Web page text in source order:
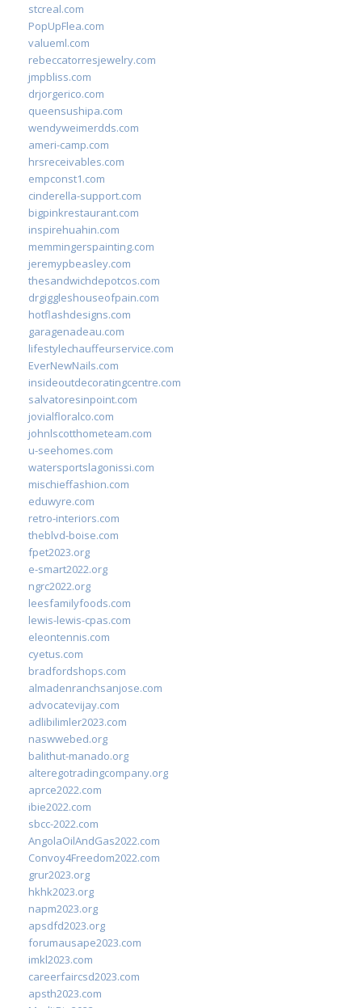
stcreal.com
PopUpFlea.com
valueml.com
rebeccatorresjewelry.com
jmpbliss.com
drjorgerico.com
queensushipa.com
wendyweimerdds.com
ameri-camp.com
hrsreceivables.com
empconst1.com
cinderella-support.com
bigpinkrestaurant.com
inspirehuahin.com
memmingerspainting.com
jeremypbeasley.com
thesandwichdepotcos.com
drgiggleshouseofpain.com
hotflashdesigns.com
garagenadeau.com
lifestylechauffeurservice.com
EverNewNails.com
insideoutdecoratingcentre.com
salvatoresinpoint.com
jovialfloralco.com
johnlscotthometeam.com
u-seehomes.com
watersportslagonissi.com
mischieffashion.com
eduwyre.com
retro-interiors.com
theblvd-boise.com
fpet2023.org
e-smart2022.org
ngrc2022.org
leesfamilyfoods.com
lewis-lewis-cpas.com
eleontennis.com
cyetus.com
bradfordshops.com
almadenranchsanjose.com
advocatevijay.com
adlibilimler2023.com
naswwebed.org
balithut-manado.org
alteregotradingcompany.org
aprce2022.com
ibie2022.com
sbcc-2022.com
AngolaOilAndGas2022.com
Convoy4Freedom2022.com
grur2023.org
hkhk2023.org
napm2023.org
apsdfd2023.org
forumausape2023.com
imkl2023.com
careerfaircsd2023.com
apsth2023.com